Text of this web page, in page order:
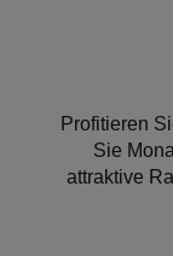
Profitieren
Sie
attraktive